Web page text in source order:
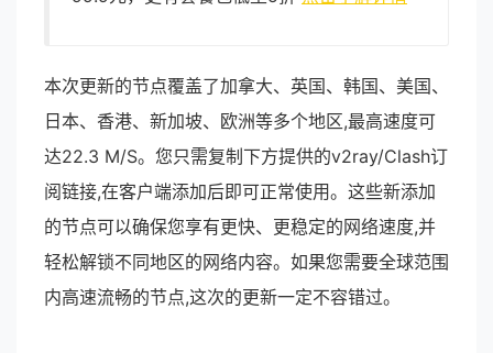
本次更新的节点覆盖了加拿大、英国、韩国、美国、
日本、香港、新加坡、欧洲等多个地区,最高速度可
达22.3 M/S。您只需复制下方提供的v2ray/Clash订
阅链接,在客户端添加后即可正常使用。这些新添加
的节点可以确保您享有更快、更稳定的网络速度,并
轻松解锁不同地区的网络内容。如果您需要全球范围
内高速流畅的节点,这次的更新一定不容错过。